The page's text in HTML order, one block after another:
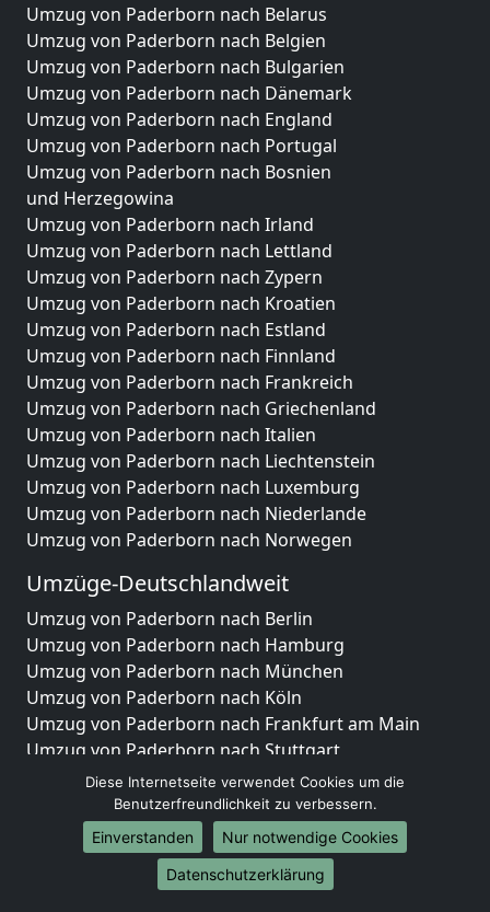
Umzug von Paderborn nach Belarus
Umzug von Paderborn nach Belgien
Umzug von Paderborn nach Bulgarien
Umzug von Paderborn nach Dänemark
Umzug von Paderborn nach England
Umzug von Paderborn nach Portugal
Umzug von Paderborn nach Bosnien
und Herzegowina
Umzug von Paderborn nach Irland
Umzug von Paderborn nach Lettland
Umzug von Paderborn nach Zypern
Umzug von Paderborn nach Kroatien
Umzug von Paderborn nach Estland
Umzug von Paderborn nach Finnland
Umzug von Paderborn nach Frankreich
Umzug von Paderborn nach Griechenland
Umzug von Paderborn nach Italien
Umzug von Paderborn nach Liechtenstein
Umzug von Paderborn nach Luxemburg
Umzug von Paderborn nach Niederlande
Umzug von Paderborn nach Norwegen
Umzüge-Deutschlandweit
Umzug von Paderborn nach Berlin
Umzug von Paderborn nach Hamburg
Umzug von Paderborn nach München
Umzug von Paderborn nach Köln
Umzug von Paderborn nach Frankfurt am Main
Umzug von Paderborn nach Stuttgart
Umzug von Paderborn nach Düsseldorf
Umzug von Paderborn nach Leipzig
Umzug von Paderborn nach Dortmund
Umzug von Paderborn nach Essen
Umzug von Paderborn nach Bremen
Diese Internetseite verwendet Cookies um die
Benutzerfreundlichkeit zu verbessern.
Einverstanden
Nur notwendige Cookies
Datenschutzerklärung